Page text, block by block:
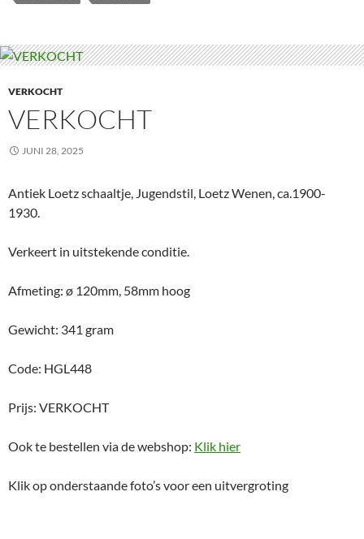
VERKOCHT
VERKOCHT
JUNI 28, 2025
Antiek Loetz schaaltje, Jugendstil, Loetz Wenen, ca.1900-
1930.
Verkeert in uitstekende conditie.
Afmeting: ø 120mm, 58mm hoog
Gewicht: 341 gram
Code: HGL448
Prijs: VERKOCHT
Ook te bestellen via de webshop: Klik hier
Klik op onderstaande foto’s voor een uitvergroting